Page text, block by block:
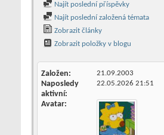
Najít poslední příspěvky
Najít poslední založená témata
Zobrazit články
Zobrazit položky v blogu
Založen 21.09.2003
Naposledy
aktivní
22.05.2026 21:51
Avatar